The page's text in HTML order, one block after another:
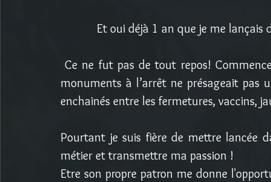
Et oui déjà 1 an que je me lançais
Ce ne fut pas de tout repos! Commencer en plein confinement avec le tourisme et les
monuments à l’arrêt ne présageait pas
enchainés entre les fermetures, vaccins,
Pourtant je suis fière de mettre lancée
métier et transmettre ma passion !
Etre son propre patron me donne